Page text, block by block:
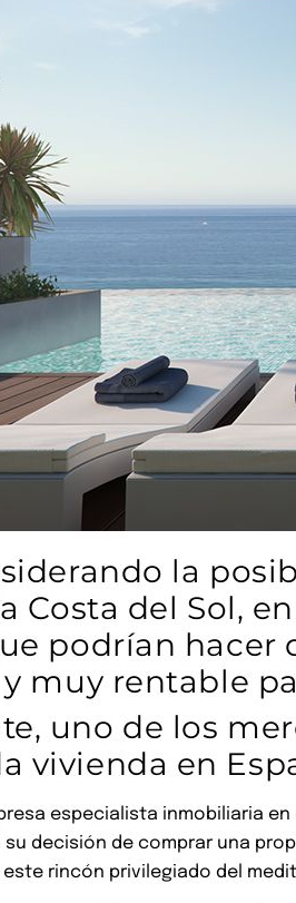
la
Costa del Sol,
podrían hacer
muy rentable
uno de los
vivienda en
especialista inmobiliaria
decisión de comprar una
rincón privilegiado del